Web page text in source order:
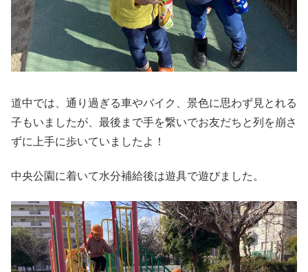
道中では、通り過ぎる車やバイク、景色に思わず見とれる
子もいましたが、最後まで手を繋いでお友だちと列を崩さ
ずに上手に歩いていましたよ！
中央公園に着いて水分補給後は遊具で遊びました。